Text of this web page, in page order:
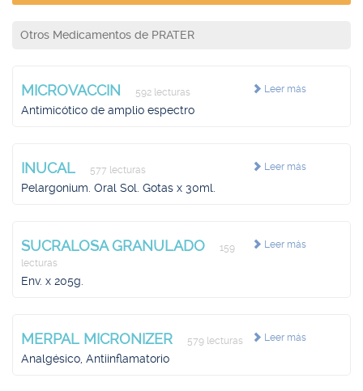
Otros Medicamentos de PRATER
Leer más
MICROVACCIN 592 lecturas
Antimicótico de amplio espectro
Leer más
INUCAL 577 lecturas
Pelargonium. Oral Sol. Gotas x 30ml.
Leer más
SUCRALOSA GRANULADO
159
lecturas
Env. x 205g.
Leer más
MERPAL MICRONIZER 579 lecturas
Analgésico, Antiinflamatorio